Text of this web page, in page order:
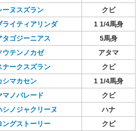
ーヌスズラン
クビ
ライティアリンダ
1 1/4馬身
タゴジーニアス
5馬身
ウテンノカゼ
アタマ
ナークスズラン
クビ
シマカセン
1 1/4馬身
マノパレード
クビ
シノジャクリーヌ
ハナ
ングストーリー
クビ